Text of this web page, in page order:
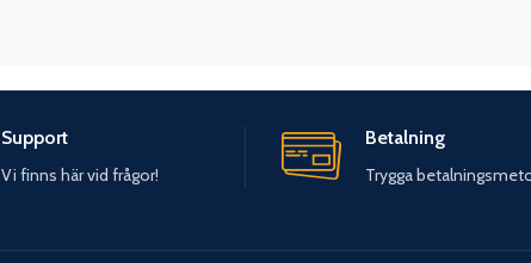
Support
Vi finns här vid frågor!
Betalning
Trygga